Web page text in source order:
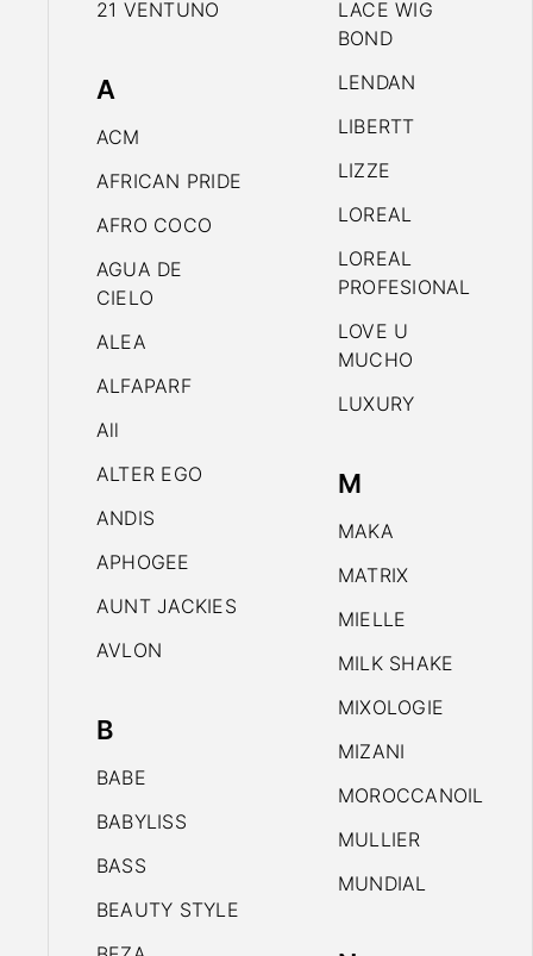
21 VENTUNO
A
ACM
AFRICAN PRIDE
AFRO COCO
AGUA DE
CIELO
ALEA
ALFAPARF
All
ALTER EGO
ANDIS
APHOGEE
AUNT JACKIES
AVLON
B
BABE
BABYLISS
BASS
BEAUTY STYLE
LACE WIG
BOND
LENDAN
LIBERTT
LIZZE
LOREAL
LOREAL
PROFESIONAL
LOVE U
MUCHO
LUXURY
M
MAKA
MATRIX
MIELLE
MILK SHAKE
MIXOLOGIE
MIZANI
MOROCCANOIL
MULLIER
MUNDIAL